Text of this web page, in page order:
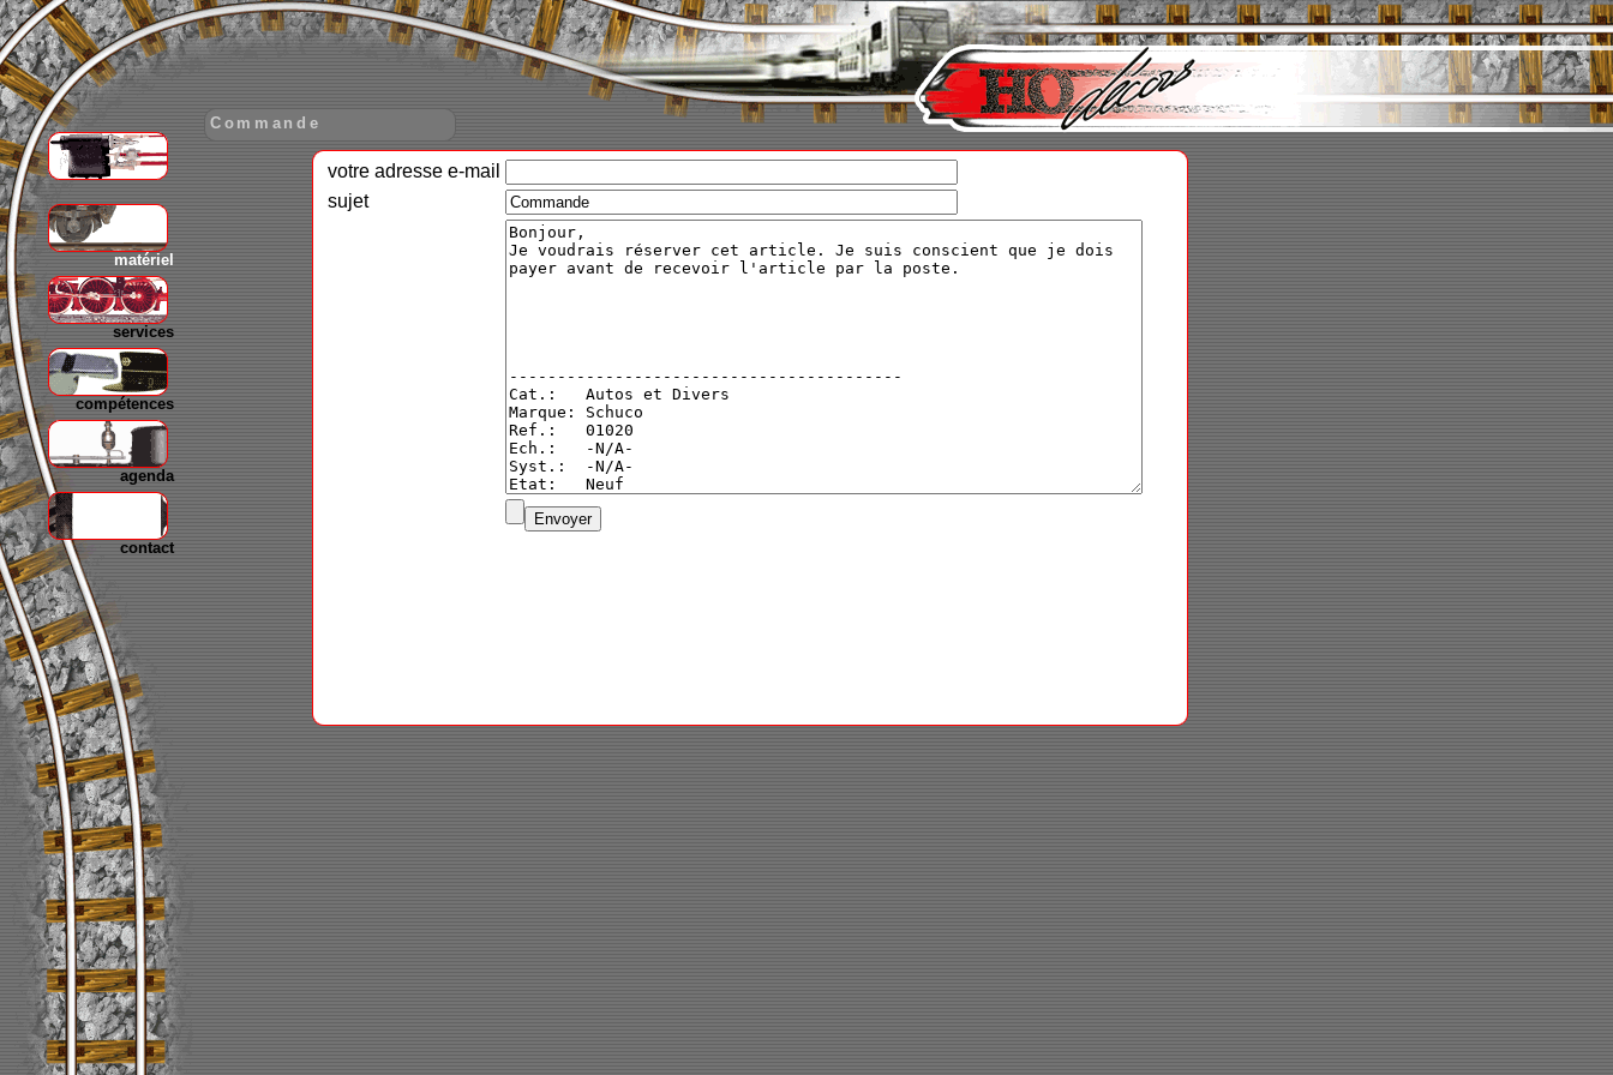
matériel
services
compétences
agenda
contact
Commande
votre adresse e-mail
sujet